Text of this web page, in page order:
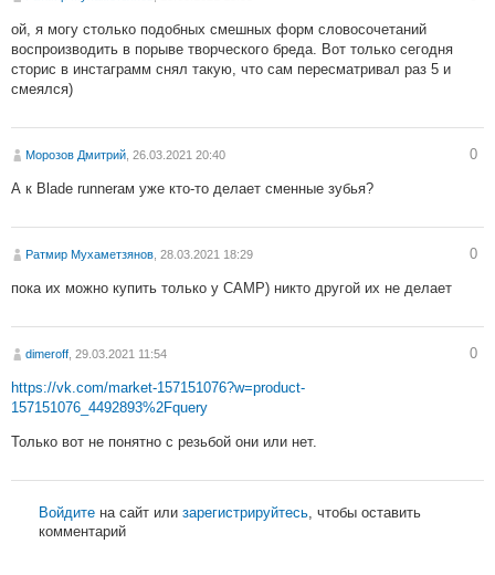
ой, я могу столько подобных смешных форм словосочетаний
воспроизводить в порыве творческого бреда. Вот только сегодня
сторис в инстаграмм снял такую, что сам пересматривал раз 5 и
смеялся)
Морозов Дмитрий , 26.03.2021 20:40 0
А к Blade runnerам уже кто-то делает сменные зубья?
Ратмир Мухаметзянов , 28.03.2021 18:29 0
пока их можно купить только у CAMP) никто другой их не делает
dimeroff , 29.03.2021 11:54 0
https://vk.com/market-157151076?w=product-
157151076_4492893%2Fquery
Только вот не понятно с резьбой они или нет.
Войдите на сайт или зарегистрируйтесь , чтобы оставить
комментарий